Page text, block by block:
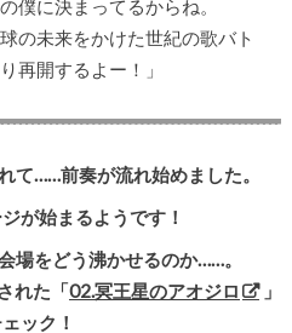
僕に決まってるからね。
の未来をかけた世紀の歌バト
再開するよー！」
て……前奏が流れ始めました。
が始まるようです！
場をどう沸かせるのか……。
れた「02.冥王星のアオジロ
」
ック！